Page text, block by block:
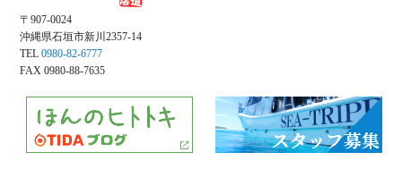
〒907-0024
沖縄県石垣市新川2357-14
TEL 0980-82-6777
FAX 0980-88-7635